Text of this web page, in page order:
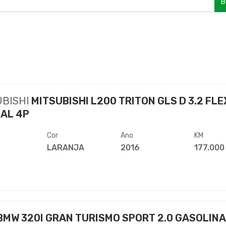
MITSUBISHI L200 TRITON GLS D 3.2
4P
Cor
LARANJA
Ano
2016
KM
177.000
320I GRAN TURISMO SPORT 2.0 GASOLINA